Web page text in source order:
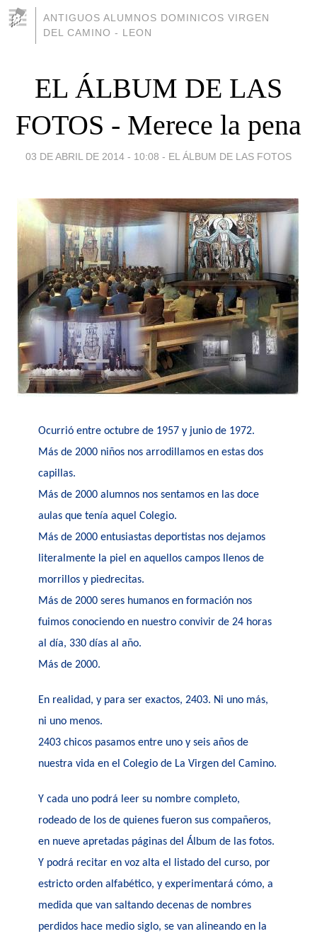
ANTIGUOS ALUMNOS DOMINICOS VIRGEN
DEL CAMINO - LEON
EL ÁLBUM DE LAS
FOTOS - Merece la pena
03 DE ABRIL DE 2014 - 10:08 - EL ÁLBUM DE LAS FOTOS
Ocurrió entre octubre de 1957 y junio de 1972.
Más de 2000 niños nos arrodillamos en estas dos
capillas.
Más de 2000 alumnos nos sentamos en las doce
aulas que tenía aquel Colegio.
Más de 2000 entusiastas deportistas nos dejamos
literalmente la piel en aquellos campos llenos de
morrillos y piedrecitas.
Más de 2000 seres humanos en formación nos
fuimos conociendo en nuestro convivir de 24 horas
al día, 330 días al año.
Más de 2000.
En realidad, y para ser exactos, 2403. Ni uno más,
ni uno menos.
2403 chicos pasamos entre uno y seis años de
nuestra vida en el Colegio de La Virgen del Camino.
Y cada uno podrá leer su nombre completo,
rodeado de los de quienes fueron sus compañeros,
en nueve apretadas páginas del Álbum de las fotos.
Y podrá recitar en voz alta el listado del curso, por
estricto orden alfabético, y experimentará cómo, a
medida que van saltando decenas de nombres
perdidos hace medio siglo, se van alineando en la